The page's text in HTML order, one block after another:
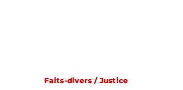
Faits-divers / Justice